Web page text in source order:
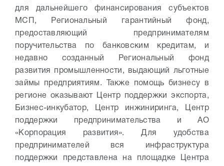
для дальнейшего финансирования субъектов
МСП, Региональный гарантийный фонд,
предоставляющий предпринимателям
поручительства по банковским кредитам, и
недавно созданный Региональный фонд
развития промышленности, выдающий льготные
займы предприятиям. Также помощь бизнесу в
регионе оказывают Центр поддержки экспорта,
Бизнес-инкубатор, Центр инжиниринга, Центр
поддержки предпринимательства и АО
«Корпорация развития». Для удобства
предпринимателей вся инфраструктура
поддержки представлена на площадке Центра